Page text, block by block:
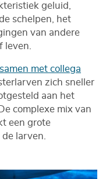
geluid,
schelpen, het
van andere
leven.
samen met collega
zich sneller
aan het
complexe mix van
een grote
larven.